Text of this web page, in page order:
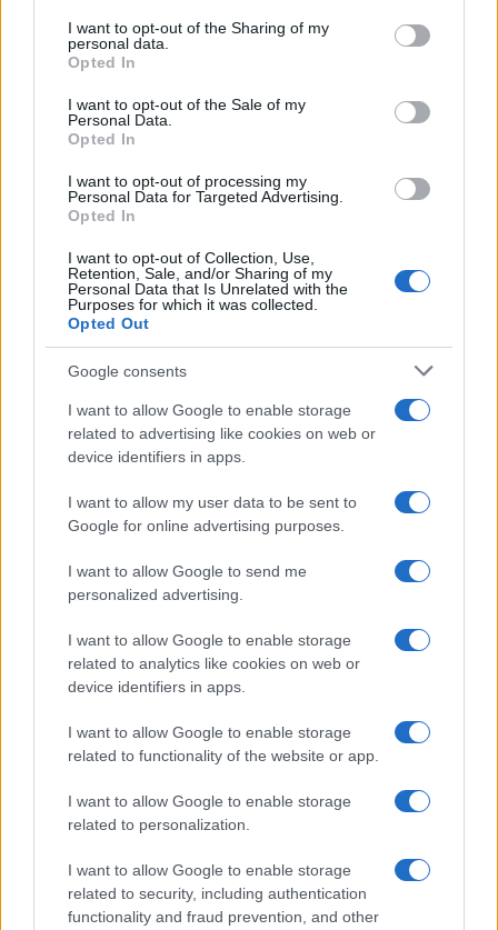
not limited to your visit or usage behaviour. You may click to
grant or deny consent to Google and its third-party tags to
use your data for below specified purposes in below Google
consent section.
I want to opt-out of the Sharing of my
personal data.
Opted In
I want to opt-out of the Sale of my
Personal Data.
Opted In
I want to opt-out of processing my
Personal Data for Targeted Advertising.
Opted In
I want to opt-out of Collection, Use,
Retention, Sale, and/or Sharing of my
Personal Data that Is Unrelated with the
Purposes for which it was collected.
Opted Out
Google consents
I want to allow Google to enable storage
related to advertising like cookies on web or
device identifiers in apps.
I want to allow my user data to be sent to
Google for online advertising purposes.
I want to allow Google to send me
personalized advertising.
I want to allow Google to enable storage
related to analytics like cookies on web or
device identifiers in apps.
I want to allow Google to enable storage
related to functionality of the website or app.
I want to allow Google to enable storage
related to personalization.
I want to allow Google to enable storage
related to security, including authentication
functionality and fraud prevention, and other
Η Chery επενδύει 75 εκατ. δολάρια στην KG Mobility
από 18.990 ευρώ
συνεχίζουν μαζί: Ανανέωση
της συνεργασίας τους μέχρι
18η συνεχόμενη χρονιά για τον ΟΤΕ στη διεθνή σειρά
Alpha Bank: Για πρώτη φορά το Αρχαίο Θέατρο Επιδαύρου
ΕΤΙΚΕΤΕΣ Honda Motor
KPIT Technologies